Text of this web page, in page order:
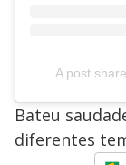
A post
Bateu
diferentes